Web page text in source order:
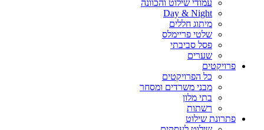
עמודי שילוט והכוונה
Day & Night
מיתוג חללים
שלטי פריימלס
פסל סביבתי
שערים
פרויקטים
כל הפרויקטים
מבני משרדים ומסחר
בתי מלון
רשתות
פתרונת שילוט